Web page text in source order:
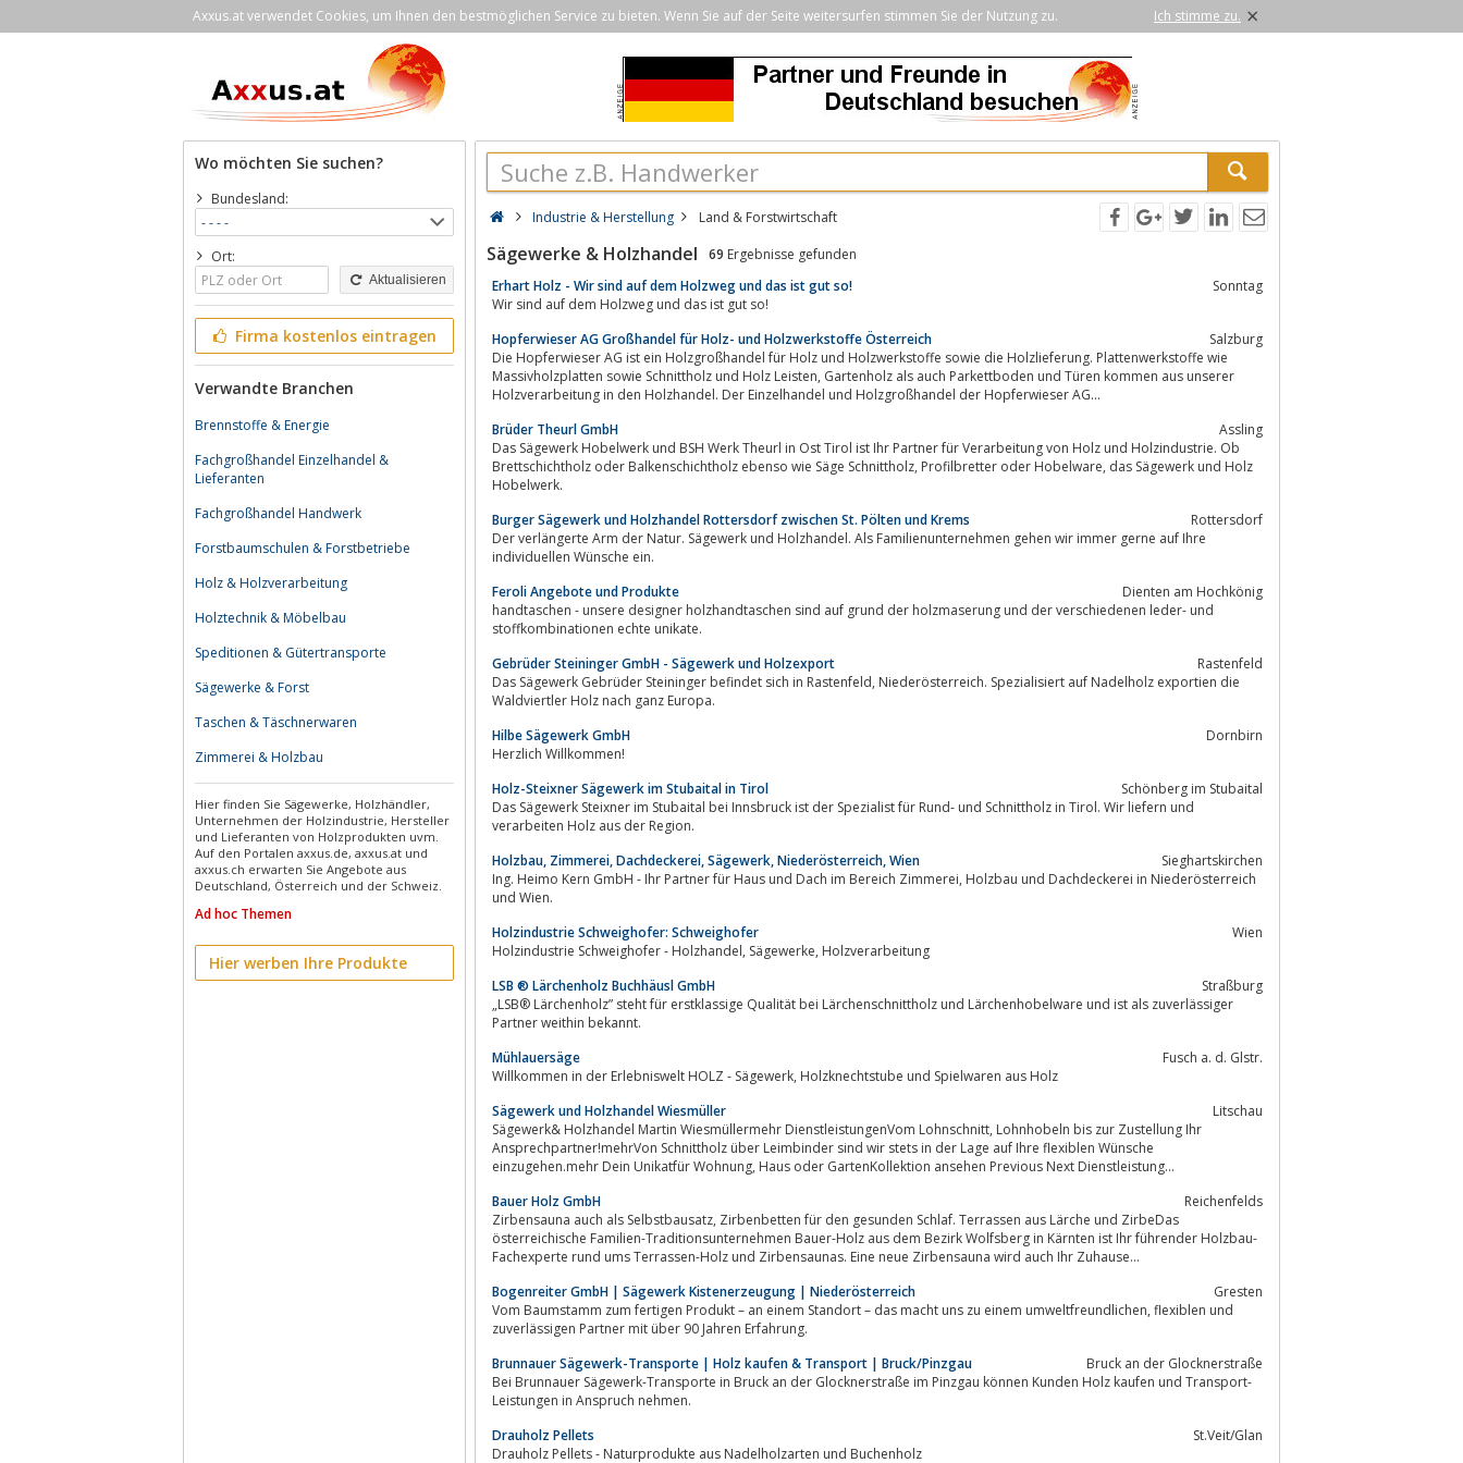
Axxus.at verwendet Cookies, um Ihnen den bestmöglichen Service zu bieten. Wenn Sie auf der Seite weitersurfen stimmen Sie der Nutzung zu. Ich stimme zu. ×
Wo möchten Sie suchen?
Bundesland:
Ort:
Aktualisieren
Firma kostenlos eintragen
Verwandte Branchen
Brennstoffe & Energie
Fachgroßhandel Einzelhandel &
Lieferanten
Fachgroßhandel Handwerk
Forstbaumschulen & Forstbetriebe
Holz & Holzverarbeitung
Holztechnik & Möbelbau
Speditionen & Gütertransporte
Sägewerke & Forst
Taschen & Täschnerwaren
Zimmerei & Holzbau
Hier finden Sie Sägewerke, Holzhändler,
Unternehmen der Holzindustrie, Hersteller
und Lieferanten von Holzprodukten uvm.
Auf den Portalen axxus.de, axxus.at und
axxus.ch erwarten Sie Angebote aus
Deutschland, Österreich und der Schweiz.
Ad hoc Themen
Hier werben Ihre Produkte
Industrie & Herstellung Land & Forstwirtschaft
Sägewerke & Holzhandel 69 Ergebnisse gefunden
Erhart Holz - Wir sind auf dem Holzweg und das ist gut so!
Sonntag
Wir sind auf dem Holzweg und das ist gut so!
Hopferwieser AG Großhandel für Holz- und Holzwerkstoffe Österreich
Salzburg
Die Hopferwieser AG ist ein Holzgroßhandel für Holz und Holzwerkstoffe sowie die Holzlieferung. Plattenwerkstoffe wie
Massivholzplatten sowie Schnittholz und Holz Leisten, Gartenholz als auch Parkettboden und Türen kommen aus unserer
Holzverarbeitung in den Holzhandel. Der Einzelhandel und Holzgroßhandel der Hopferwieser AG...
Brüder Theurl GmbH
Assling
Das Sägewerk Hobelwerk und BSH Werk Theurl in Ost Tirol ist Ihr Partner für Verarbeitung von Holz und Holzindustrie. Ob
Brettschichtholz oder Balkenschichtholz ebenso wie Säge Schnittholz, Profilbretter oder Hobelware, das Sägewerk und Holz
Hobelwerk.
Burger Sägewerk und Holzhandel Rottersdorf zwischen St. Pölten und Krems
Rottersdorf
Der verlängerte Arm der Natur. Sägewerk und Holzhandel. Als Familienunternehmen gehen wir immer gerne auf Ihre
individuellen Wünsche ein.
Feroli Angebote und Produkte
Dienten am Hochkönig
handtaschen - unsere designer holzhandtaschen sind auf grund der holzmaserung und der verschiedenen leder- und
stoffkombinationen echte unikate.
Gebrüder Steininger GmbH - Sägewerk und Holzexport
Rastenfeld
Das Sägewerk Gebrüder Steininger befindet sich in Rastenfeld, Niederösterreich. Spezialisiert auf Nadelholz exportien die
Waldviertler Holz nach ganz Europa.
Hilbe Sägewerk GmbH
Dornbirn
Herzlich Willkommen!
Holz-Steixner Sägewerk im Stubaital in Tirol
Schönberg im Stubaital
Das Sägewerk Steixner im Stubaital bei Innsbruck ist der Spezialist für Rund- und Schnittholz in Tirol. Wir liefern und
verarbeiten Holz aus der Region.
Holzbau, Zimmerei, Dachdeckerei, Sägewerk, Niederösterreich, Wien
Sieghartskirchen
Ing. Heimo Kern GmbH - Ihr Partner für Haus und Dach im Bereich Zimmerei, Holzbau und Dachdeckerei in Niederösterreich
und Wien.
Holzindustrie Schweighofer: Schweighofer
Wien
Holzindustrie Schweighofer - Holzhandel, Sägewerke, Holzverarbeitung
LSB ® Lärchenholz Buchhäusl GmbH
Straßburg
„LSB® Lärchenholz” steht für erstklassige Qualität bei Lärchenschnittholz und Lärchenhobelware und ist als zuverlässiger
Partner weithin bekannt.
Mühlauersäge
Fusch a. d. Glstr.
Willkommen in der Erlebniswelt HOLZ - Sägewerk, Holzknechtstube und Spielwaren aus Holz
Sägewerk und Holzhandel Wiesmüller
Litschau
Sägewerk& Holzhandel Martin Wiesmüllermehr DienstleistungenVom Lohnschnitt, Lohnhobeln bis zur Zustellung Ihr
Ansprechpartner!mehrVon Schnittholz über Leimbinder sind wir stets in der Lage auf Ihre flexiblen Wünsche
einzugehen.mehr Dein Unikatfür Wohnung, Haus oder GartenKollektion ansehen Previous Next Dienstleistung...
Bauer Holz GmbH
Reichenfelds
Zirbensauna auch als Selbstbausatz, Zirbenbetten für den gesunden Schlaf. Terrassen aus Lärche und ZirbeDas
österreichische Familien-Traditionsunternehmen Bauer-Holz aus dem Bezirk Wolfsberg in Kärnten ist Ihr führender Holzbau-
Fachexperte rund ums Terrassen-Holz und Zirbensaunas. Eine neue Zirbensauna wird auch Ihr Zuhause...
Bogenreiter GmbH | Sägewerk Kistenerzeugung | Niederösterreich
Gresten
Vom Baumstamm zum fertigen Produkt – an einem Standort – das macht uns zu einem umweltfreundlichen, flexiblen und
zuverlässigen Partner mit über 90 Jahren Erfahrung.
Brunnauer Sägewerk-Transporte | Holz kaufen & Transport | Bruck/Pinzgau
Bruck an der Glocknerstraße
Bei Brunnauer Sägewerk-Transporte in Bruck an der Glocknerstraße im Pinzgau können Kunden Holz kaufen und Transport-
Leistungen in Anspruch nehmen.
Drauholz Pellets
St.Veit/Glan
Drauholz Pellets - Naturprodukte aus Nadelholzarten und Buchenholz